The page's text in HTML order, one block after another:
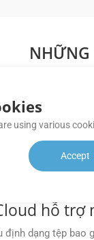
NHỮNG
đầu ra
chẳng hạn
hỗ
dạng tệp
using various
Accept